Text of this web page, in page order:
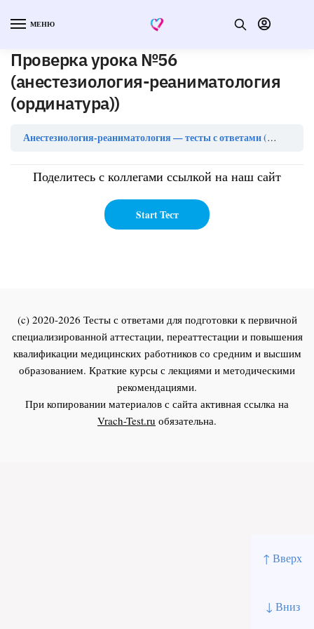
↑ Вверх
↓ Вниз
МЕНЮ
Проверка урока №56
(анестезиология-реаниматология
(ординатура))
Анестезиология-реаниматология — тесты с ответами (ординатура)
Поделитесь с коллегами ссылкой на наш сайт
(c) 2020-2026 Тесты с ответами для подготовки к первичной
специализированной аттестации, переаттестации и повышения
квалификации медицинских работников со средним и высшим
образованием. Краткие курсы с лекциями и методическими
рекомендациями.
При копировании материалов с сайта активная ссылка на
Vrach-Test.ru обязательна.